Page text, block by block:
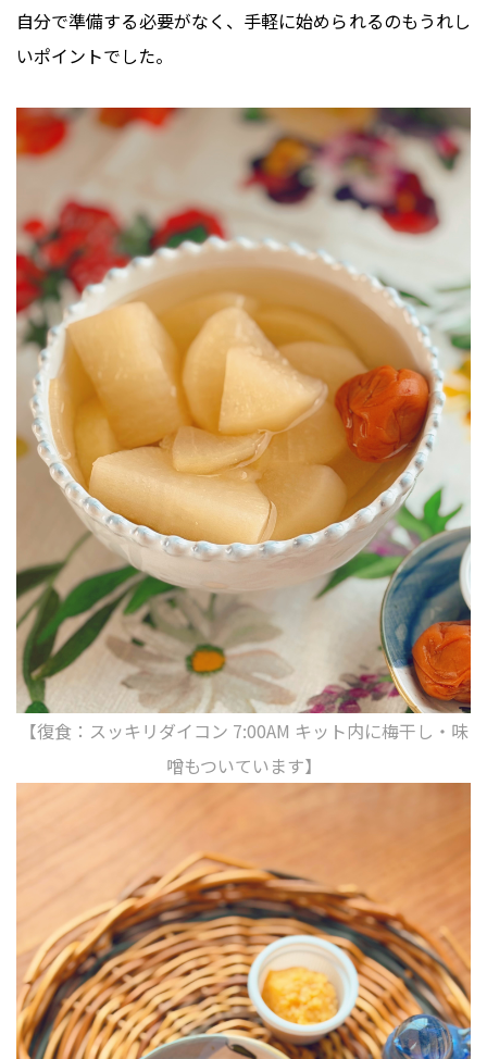
自分で準備する必要がなく、手軽に始められるのもうれし
いポイントでした。
【復食：スッキリダイコン 7:00AM キット内に梅干し・味
噌もついています】